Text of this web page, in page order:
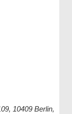
10409 Berlin,